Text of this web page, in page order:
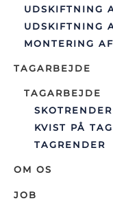
UDSKIFTNING
UDSKIFTNING
MONTERING
TAGARBEJDE
TAGARBEJDE
SKOTRENDER
KVIST PÅ TAG
TAGRENDER
OM OS
JOB